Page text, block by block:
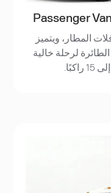
Passenger
المطار، ويتميز
لرحلة خالية